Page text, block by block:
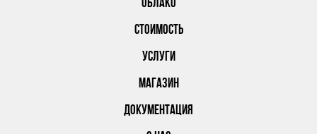
ОБЛАКО
СТОИМОСТЬ
УСЛУГИ
МАГАЗИН
ДОКУМЕНТАЦИЯ